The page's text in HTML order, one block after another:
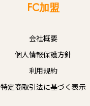
FC加盟
会社概要
個人情報保護方針
利用規約
特定商取引法に基づく表示